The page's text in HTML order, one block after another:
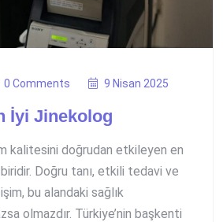
0 Comments 9 Nisan 2025
İyi Jinekolog
kalitesini doğrudan etkileyen en
Doğru tanı, etkili tedavi ve
bu alandaki sağlık
olmazdır. Türkiye’nin başkenti